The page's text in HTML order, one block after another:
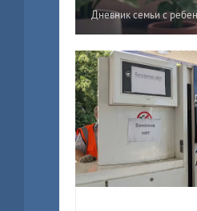
Дневник семьи с